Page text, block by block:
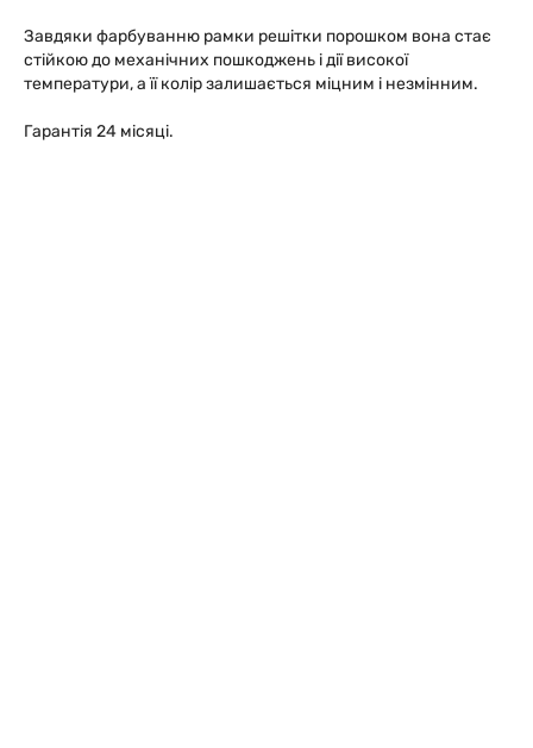
Завдяки фарбуванню рамки решітки порошком вона стає
стійкою до механічних пошкоджень і дії високої
температури, а її колір залишається міцним і незмінним.
Гарантія 24 місяці.